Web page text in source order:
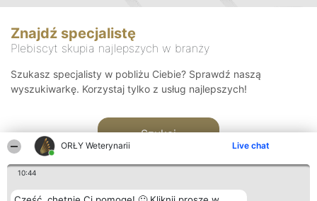
ORŁY Weterynarii Live chat
10:44
Znajdź specjalistę
Plebiscyt skupia najlepszych w branży
Szukasz specjalisty w pobliżu Ciebie? Sprawdź naszą
wyszukiwarkę. Korzystaj tylko z usług najlepszych!
Szukaj